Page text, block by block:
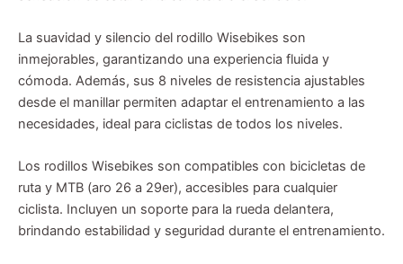
La suavidad y silencio del rodillo Wisebikes son
inmejorables, garantizando una experiencia fluida y
cómoda. Además, sus 8 niveles de resistencia ajustables
desde el manillar permiten adaptar el entrenamiento a las
necesidades, ideal para ciclistas de todos los niveles.
Los rodillos Wisebikes son compatibles con bicicletas de
ruta y MTB (aro 26 a 29er), accesibles para cualquier
ciclista. Incluyen un soporte para la rueda delantera,
brindando estabilidad y seguridad durante el entrenamiento.